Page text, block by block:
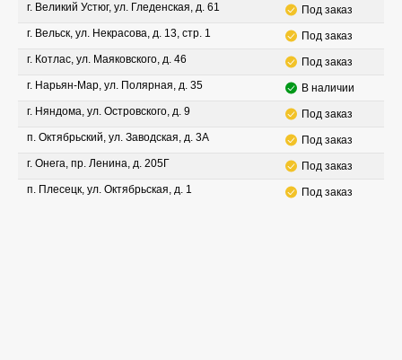
г. Великий Устюг, ул. Гледенская, д. 61
Под заказ
г. Вельск, ул. Некрасова, д. 13, стр. 1
Под заказ
г. Котлас, ул. Маяковского, д. 46
Под заказ
г. Нарьян-Мар, ул. Полярная, д. 35
В наличии
г. Няндома, ул. Островского, д. 9
Под заказ
п. Октябрьский, ул. Заводская, д. 3А
Под заказ
г. Онега, пр. Ленина, д. 205Г
Под заказ
п. Плесецк, ул. Октябрьская, д. 1
Под заказ